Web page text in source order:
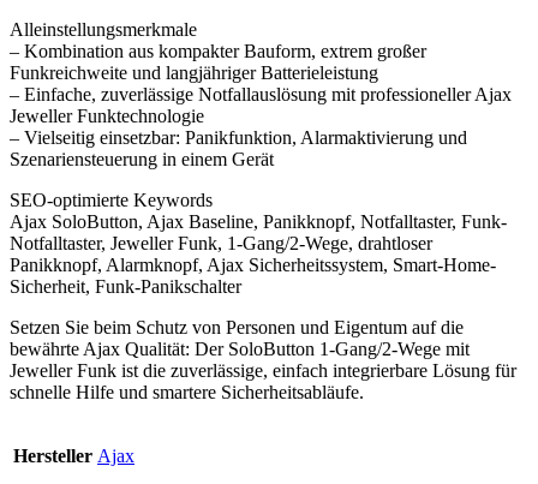
Alleinstellungsmerkmale
– Kombination aus kompakter Bauform, extrem großer
Funkreichweite und langjähriger Batterieleistung
– Einfache, zuverlässige Notfallauslösung mit professioneller Ajax
Jeweller Funktechnologie
– Vielseitig einsetzbar: Panikfunktion, Alarmaktivierung und
Szenariensteuerung in einem Gerät
SEO-optimierte Keywords
Ajax SoloButton, Ajax Baseline, Panikknopf, Notfalltaster, Funk-
Notfalltaster, Jeweller Funk, 1-Gang/2-Wege, drahtloser
Panikknopf, Alarmknopf, Ajax Sicherheitssystem, Smart-Home-
Sicherheit, Funk-Panikschalter
Setzen Sie beim Schutz von Personen und Eigentum auf die
bewährte Ajax Qualität: Der SoloButton 1-Gang/2-Wege mit
Jeweller Funk ist die zuverlässige, einfach integrierbare Lösung für
schnelle Hilfe und smartere Sicherheitsabläufe.
Hersteller Ajax